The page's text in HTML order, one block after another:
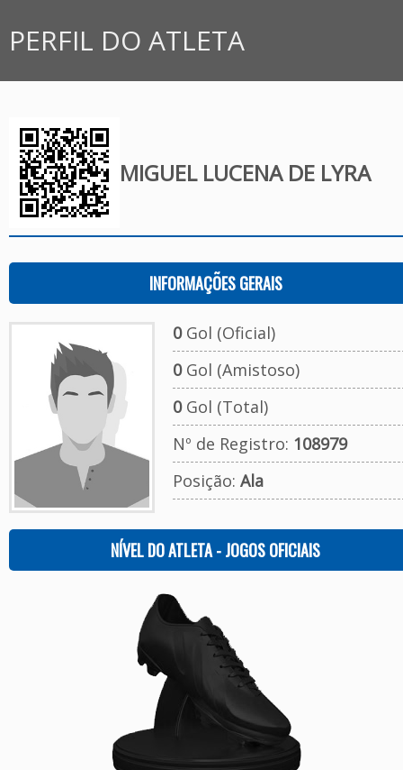
PERFIL DO ATLETA
MIGUEL LUCENA DE LYRA
INFORMAÇÕES GERAIS
0Gol (Oficial)
0Gol (Amistoso)
0Gol (Total)
Nº de Registro: 108979
Posição: Ala
NÍVEL DO ATLETA - JOGOS OFICIAIS